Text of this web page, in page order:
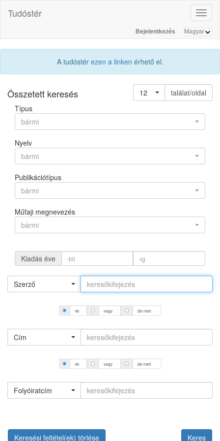
Tudóstér
Bejelentkezés
A tudóstér ezen a linken érhető el.
Összetett keresés 12
találat/oldal
Típus
bármi
Nyelv
bármi
Publikációtípus
bármi
Műfaji megnevezés
bármi
Kiadás éve
Szerző
és vagy de nem
Cím
és vagy de nem
Folyóiratcím
Keresési feltétel(ek) törlése